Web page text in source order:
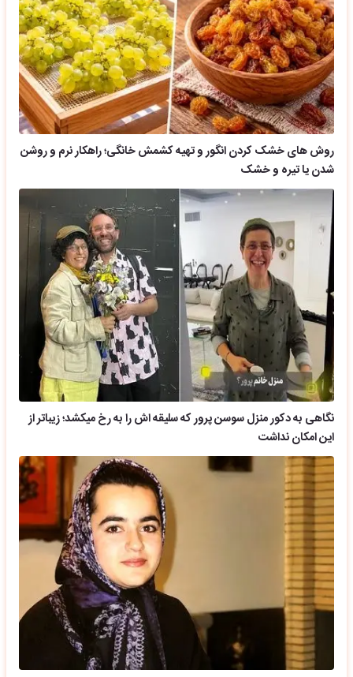
روش های خشک کردن انگور و تهیه کشمش خانگی؛ راهکار نرم و روشن
شدن یا تیره و خشک
نگاهی به دکور منزل سوسن پرور که سلیقه اش را به رخ میکشد؛ زیباتر از
این امکان نداشت